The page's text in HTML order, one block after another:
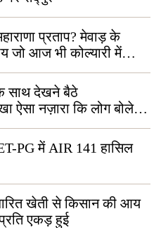
प्रताप? मेवाड़ के
जो आज भी कोल्यारी में
साथ देखने बैठे
ऐसा नज़ारा कि लोग बोले,
हैं”
PG में AIR 141 हासिल
खेती से किसान की आय
एकड़ हुई